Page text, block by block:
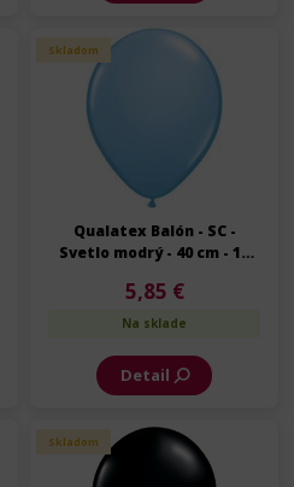
Skladom
Qualatex Balón - SC -
Svetlo modrý - 40 cm - 10
5,85 €
Na sklade
Detail
Skladom